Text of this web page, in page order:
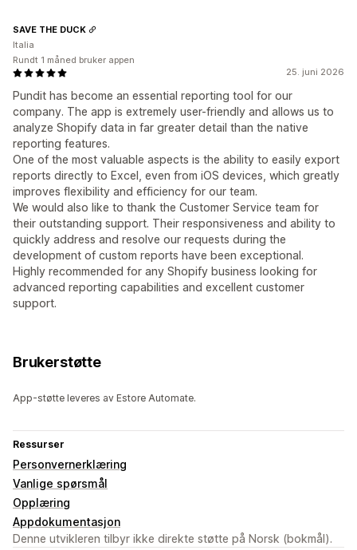
25. juni 2026
Pundit has become an essential reporting tool for our
company. The app is extremely user-friendly and allows us to
analyze Shopify data in far greater detail than the native
reporting features.
One of the most valuable aspects is the ability to easily export
reports directly to Excel, even from iOS devices, which greatly
improves flexibility and efficiency for our team.
We would also like to thank the Customer Service team for
their outstanding support. Their responsiveness and ability to
quickly address and resolve our requests during the
development of custom reports have been exceptional.
Highly recommended for any Shopify business looking for
advanced reporting capabilities and excellent customer
support.
SAVE THE DUCK
Italia
Rundt 1 måned bruker appen
Brukerstøtte
App-støtte leveres av Estore Automate.
Ressurser
Personvernerklæring
Vanlige spørsmål
Opplæring
Appdokumentasjon
Denne utvikleren tilbyr ikke direkte støtte på Norsk (bokmål).